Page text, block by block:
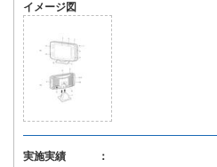
イメージ図
実施実績 ：